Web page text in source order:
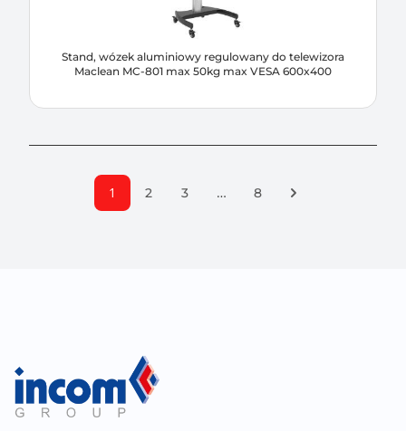
Stand, wózek aluminiowy regulowany do telewizora
Maclean MC-801 max 50kg max VESA 600x400
1 2 3 … 8
Następna strona